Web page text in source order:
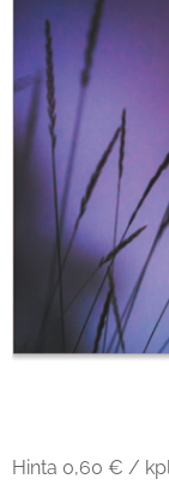
Hinta 0,60 € /